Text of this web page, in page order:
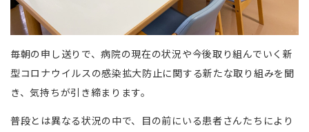
毎朝の申し送りで、病院の現在の状況や今後取り組んでいく新
型コロナウイルスの感染拡大防止に関する新たな取り組みを聞
き、気持ちが引き締まります。
普段とは異なる状況の中で、目の前にいる患者さんたちにより